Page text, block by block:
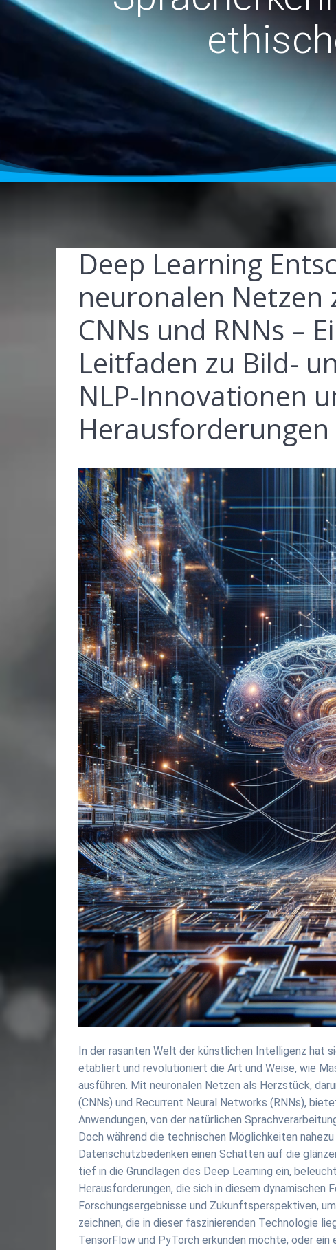
Deep Learning
neuronalen Netzen
CNNs und RNNs –
Leitfaden zu Bild-
NLP-Innovationen
Herausforderungen
In der rasanten Welt der künstlichen Intelligenz hat
etabliert und revolutioniert die Art und Weise, wie
ausführen. Mit neuronalen Netzen als Herzstück,
(CNNs) und Recurrent Neural Networks (RNNs),
Anwendungen, von der natürlichen
Doch während die technischen Möglichkeiten
Datenschutzbedenken einen Schatten auf die
tief in die Grundlagen des Deep Learning ein,
Herausforderungen, die sich in diesem
Forschungsergebnisse und Zukunftsperspektiven,
zeichnen, die in dieser faszinierenden Technologie
TensorFlow und PyTorch erkunden möchte, oder